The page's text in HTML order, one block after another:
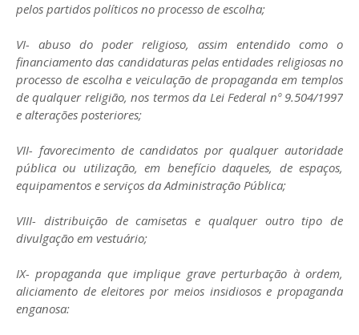
pelos partidos políticos no processo de escolha;
VI- abuso do poder religioso, assim entendido como o
financiamento das candidaturas pelas entidades religiosas no
processo de escolha e veiculação de propaganda em templos
de qualquer religião, nos termos da Lei Federal nº 9.504/1997
e alterações posteriores;
VII- favorecimento de candidatos por qualquer autoridade
pública ou utilização, em benefício daqueles, de espaços,
equipamentos e serviços da Administração Pública;
VIII- distribuição de camisetas e qualquer outro tipo de
divulgação em vestuário;
IX- propaganda que implique grave perturbação à ordem,
aliciamento de eleitores por meios insidiosos e propaganda
enganosa: